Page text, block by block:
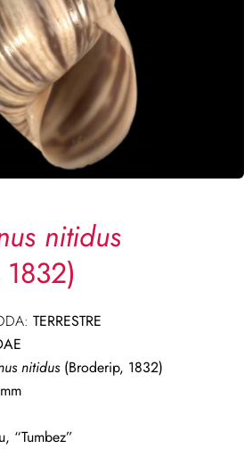
nitidus
TERRESTRE
nitidus(Broderip, 1832)
“Tumbez”